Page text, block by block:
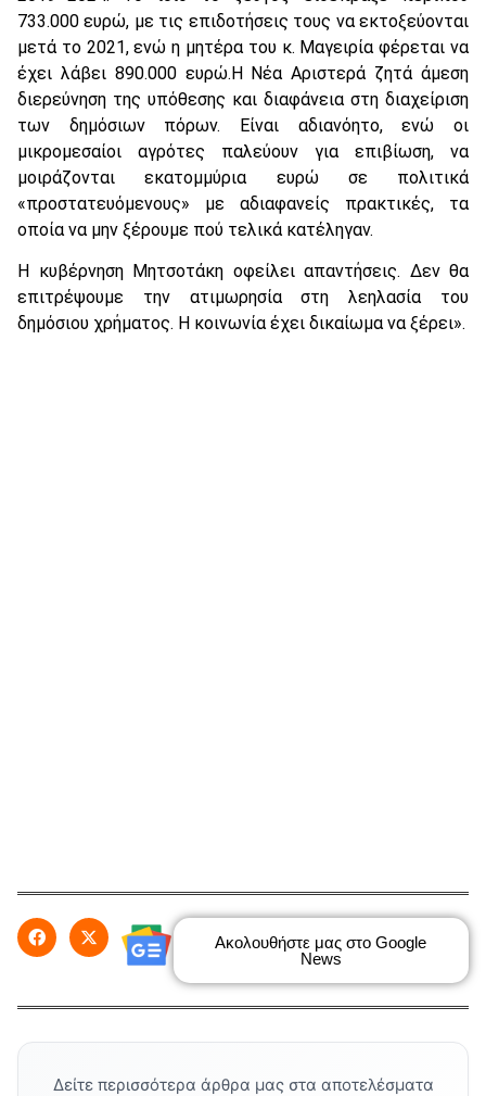
733.000 ευρώ, με τις επιδοτήσεις τους να εκτοξεύονται
μετά το 2021, ενώ η μητέρα του κ. Μαγειρία φέρεται να
έχει λάβει 890.000 ευρώ.Η Νέα Αριστερά ζητά άμεση
διερεύνηση της υπόθεσης και διαφάνεια στη διαχείριση
των δημόσιων πόρων. Είναι αδιανόητο, ενώ οι
μικρομεσαίοι αγρότες παλεύουν για επιβίωση, να
μοιράζονται εκατομμύρια ευρώ σε πολιτικά
«προστατευόμενους» με αδιαφανείς πρακτικές, τα
οποία να μην ξέρουμε πού τελικά κατέληγαν.
Η κυβέρνηση Μητσοτάκη οφείλει απαντήσεις. Δεν θα
επιτρέψουμε την ατιμωρησία στη λεηλασία του
δημόσιου χρήματος. Η κοινωνία έχει δικαίωμα να ξέρει».
Ακολουθήστε μας στο Google
News
Δείτε περισσότερα άρθρα μας στα αποτελέσματα